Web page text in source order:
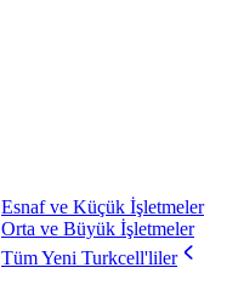
Esnaf ve Küçük İşletmeler
Orta ve Büyük İşletmeler
Tüm Yeni Turkcell'liler